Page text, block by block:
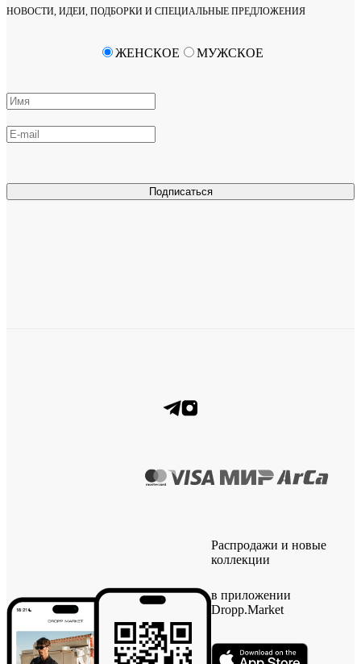
НОВОСТИ, ИДЕИ, ПОДБОРКИ И СПЕЦИАЛЬНЫЕ ПРЕДЛОЖЕНИЯ
Подписаться
ЖЕНСКОЕ МУЖСКОЕ
Распродажи и новые
коллекции
в приложении
Dropp.Market